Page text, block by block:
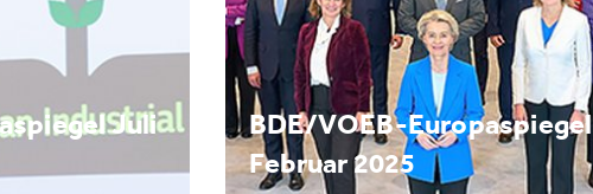
Juli
BDE/VOEB-Europaspiegel
Februar 2025